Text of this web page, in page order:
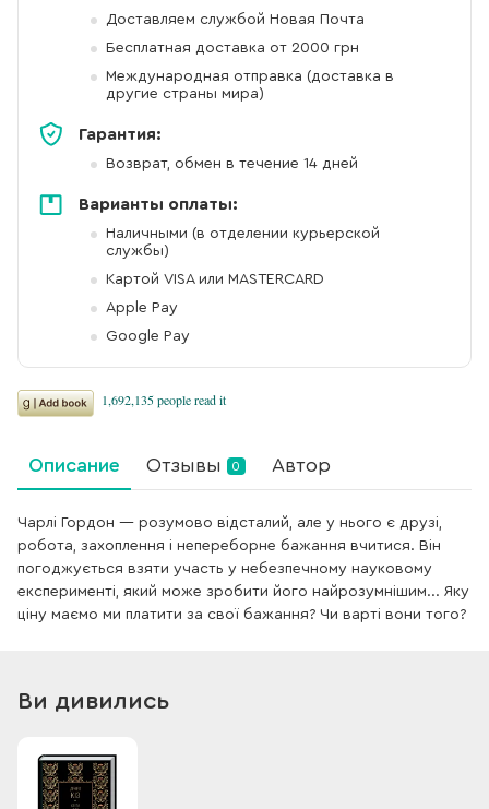
Доставляем службой Новая Почта
Бесплатная доставка от 2000 грн
Международная отправка (доставка в
другие страны мира)
Гарантия:
Возврат, обмен в течение 14 дней
Варианты оплаты:
Наличными (в отделении курьерской
службы)
Картой VISA или MASTERCARD
Apple Pay
Google Pay
Описание Отзывы 0 Автор
Чарлі Гордон — розумово відсталий, але у нього є друзі,
робота, захоплення і непереборне бажання вчитися. Він
погоджується взяти участь у небезпечному науковому
експерименті, який може зробити його найрозумнішим... Яку
ціну маємо ми платити за свої бажання? Чи варті вони того?
Ви дивились